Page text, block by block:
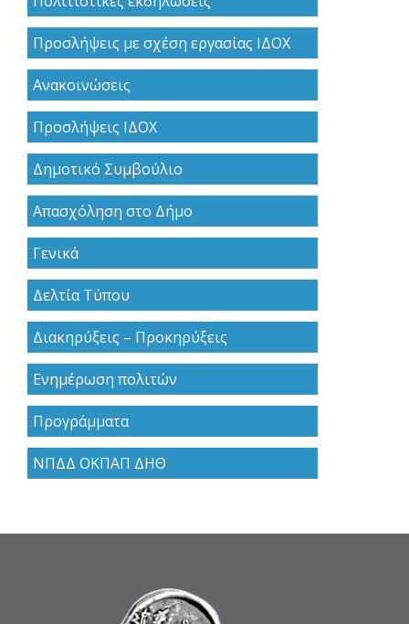
Προσλήψεις με σχέση εργασίας ΙΔΟΧ
Ανακoινώσεις
Προσλήψεις ΙΔΟΧ
Δημοτικό Συμβούλιο
Απασχόληση στο Δήμο
Γενικά
Δελτία Τύπου
Διακηρύξεις – Προκηρύξεις
Ενημέρωση πολιτών
Προγράμματα
ΝΠΔΔ ΟΚΠΑΠ ΔΗΘ